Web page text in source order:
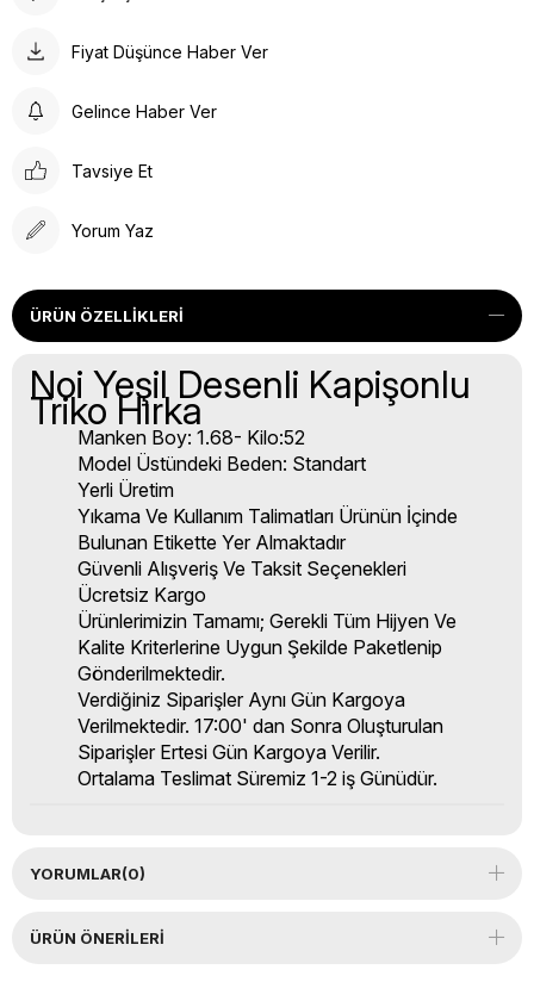
Fiyat Düşünce Haber Ver
Gelince Haber Ver
Tavsiye Et
Yorum Yaz
ÜRÜN ÖZELLIKLERI
Noi Yeşil Desenli Kapişonlu
Triko Hırka
Manken Boy: 1.68- Kilo:52
Model Üstündeki Beden: Standart
Yerli Üretim
Yıkama Ve Kullanım Talimatları Ürünün İçinde
Bulunan Etikette Yer Almaktadır
Güvenli Alışveriş Ve Taksit Seçenekleri
Ücretsiz Kargo
Ürünlerimizin Tamamı; Gerekli Tüm Hijyen Ve
Kalite Kriterlerine Uygun Şekilde Paketlenip
Gönderilmektedir.
Verdiğiniz Siparişler Aynı Gün Kargoya
Verilmektedir. 17:00' dan Sonra Oluşturulan
Siparişler Ertesi Gün Kargoya Verilir.
Ortalama Teslimat Süremiz 1-2 iş Günüdür.
YORUMLAR(0)
ÜRÜN ÖNERILERI